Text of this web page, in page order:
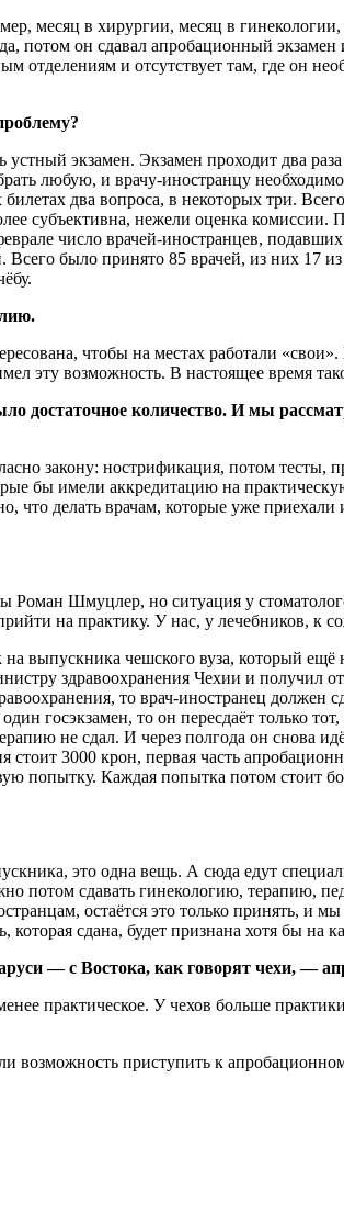
месяц в хирургии, месяц в
потом он сдавал апробационный экзамен
отделениям и отсутствует там, где он
экзамен. Экзамен проходит два
любую, и врачу-иностранцу
два вопроса, в некоторых три.
субъективна, нежели оценка комиссии.
число врачей-иностранцев,
было принято 85 врачей, из них 17
чтобы на местах работали
эту возможность. В настоящее время
достаточное количество. И мы
закону: нострификация, потом тесты,
бы имели аккредитацию на
делать врачам, которые уже
Роман Шмуцлер, но ситуация у
на практику. У нас, у лечебников, к
выпускника чешского вуза, который ещё
здравоохранения Чехии и получил
то врач-иностранец должен
госэкзамен, то он пересдаёт только
не сдал. И через полгода он снова
3000 крон, первая часть
попытку. Каждая попытка потом стоит
это одна вещь. А сюда едут
потом сдавать гинекологию, терапию,
остаётся это только принять, и
которая сдана, будет признана хотя бы на
— с Востока, как говорят чехи, —
практическое. У чехов больше
приступить к